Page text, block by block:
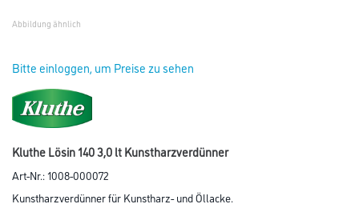
Abbildung ähnlich
Bitte einloggen, um Preise zu sehen
Kluthe Lösin 140 3,0 lt Kunstharzverdünner
Art-Nr.:1008-000072
Kunstharzverdünner für Kunstharz- und Öllacke.